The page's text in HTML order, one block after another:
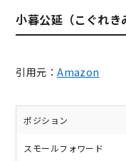
小暮公延（こぐれき
引用元：Amazon
ポジション
スモールフォワード